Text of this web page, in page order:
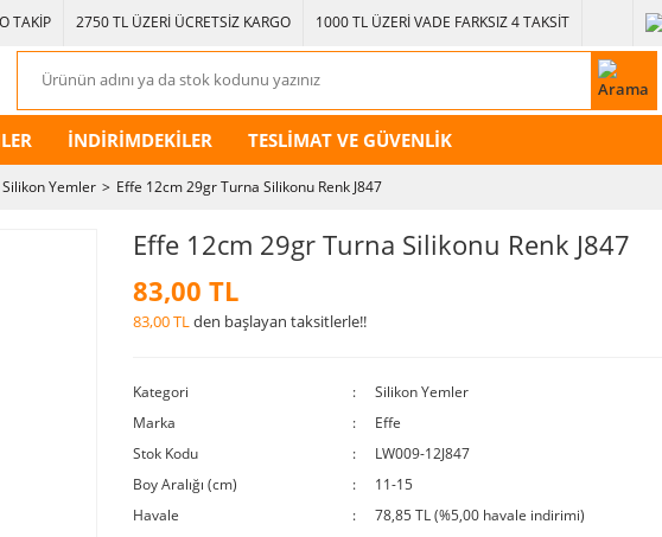
TAKİP 2750 TL ÜZERİ ÜCRETSİZ KARGO 1000 TL ÜZERİ VADE FARKSIZ 4 TAKSİT
İNDİRİMDEKİLER TESLİMAT VE GÜVENLİK
Silikon Yemler Effe 12cm 29gr Turna Silikonu Renk J847
Effe 12cm 29gr Turna Silikonu Renk J847
83,00 TL
83,00 TLden başlayan taksitlerle!!
Kategori
Silikon Yemler
Marka
Effe
Stok Kodu
LW009-12J847
Boy Aralığı (cm)
11-15
Havale
78,85 TL (%5,00 havale indirimi)